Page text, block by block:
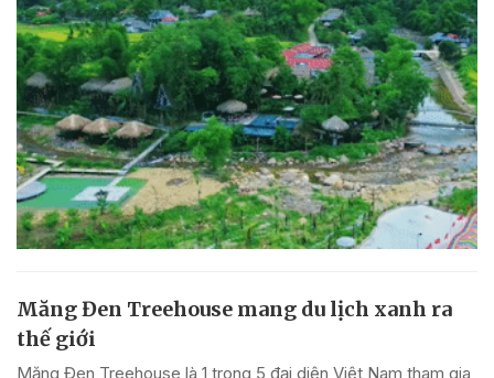
Măng Đen Treehouse mang du lịch xanh ra
thế giới
Măng Đen Treehouse là 1 trong 5 đại diện Việt Nam tham gia